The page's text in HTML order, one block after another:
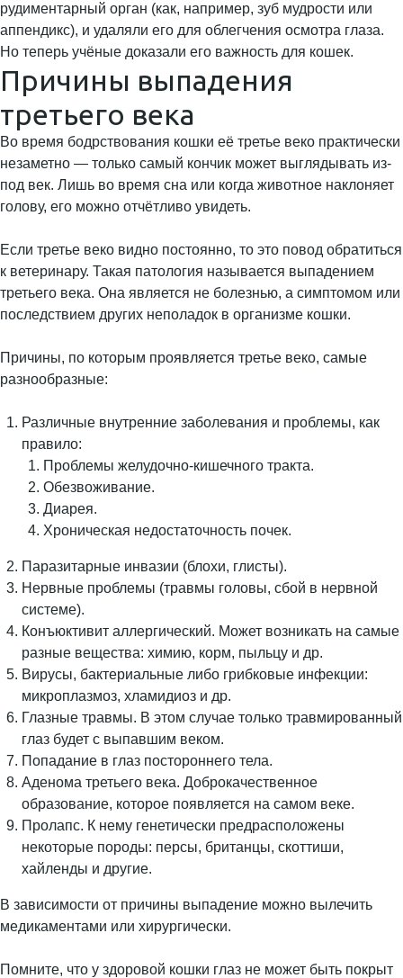
рудиментарный орган (как, например, зуб мудрости или
аппендикс), и удаляли его для облегчения осмотра глаза.
Но теперь учёные доказали его важность для кошек.
Причины выпадения
третьего века
Во время бодрствования кошки её третье веко практически
незаметно — только самый кончик может выглядывать из-
под век. Лишь во время сна или когда животное наклоняет
голову, его можно отчётливо увидеть.
Если третье веко видно постоянно, то это повод обратиться
к ветеринару. Такая патология называется выпадением
третьего века. Она является не болезнью, а симптомом или
последствием других неполадок в организме кошки.
Причины, по которым проявляется третье веко, самые
разнообразные:
Различные внутренние заболевания и проблемы, как
правило:
Проблемы желудочно-кишечного тракта.
Обезвоживание.
Диарея.
Хроническая недостаточность почек.
Паразитарные инвазии (блохи, глисты).
Нервные проблемы (травмы головы, сбой в нервной
системе).
Конъюктивит аллергический. Может возникать на самые
разные вещества: химию, корм, пыльцу и др.
Вирусы, бактериальные либо грибковые инфекции:
микроплазмоз, хламидиоз и др.
Глазные травмы. В этом случае только травмированный
глаз будет с выпавшим веком.
Попадание в глаз постороннего тела.
Аденома третьего века. Доброкачественное
образование, которое появляется на самом веке.
Пролапс. К нему генетически предрасположены
некоторые породы: персы, британцы, скоттиши,
хайленды и другие.
В зависимости от причины выпадение можно вылечить
медикаментами или хирургически.
Помните, что у здоровой кошки глаз не может быть покрыт